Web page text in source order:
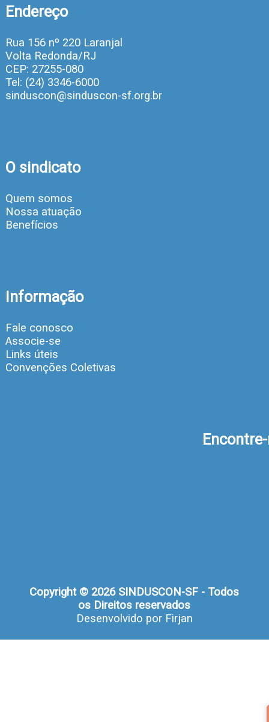
Endereço
Rua 156 nº 220 Laranjal
Volta Redonda/RJ
CEP: 27255-080
Tel: (24) 3346-6000
sinduscon@sinduscon-sf.org.br
O sindicato
Quem somos
Nossa atuação
Benefícios
Informação
Fale conosco
Associe-se
Links úteis
Convenções Coletivas
Copyright © 2026 SINDUSCON-SF - Todos
os Direitos reservados
Desenvolvido por Firjan